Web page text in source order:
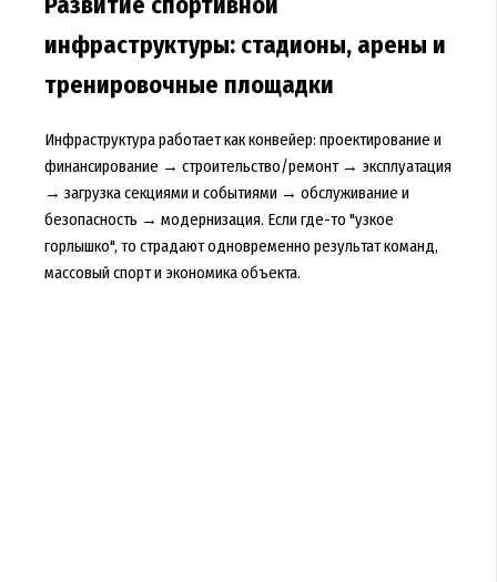
Развитие спортивной
инфраструктуры: стадионы, арены и
тренировочные площадки
Инфраструктура работает как конвейер: проектирование и
финансирование → строительство/ремонт → эксплуатация
→ загрузка секциями и событиями → обслуживание и
безопасность → модернизация. Если где-то "узкое
горлышко", то страдают одновременно результат команд,
массовый спорт и экономика объекта.